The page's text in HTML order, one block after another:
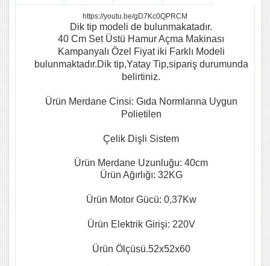
https://youtu.be/gD7Kc0QPRCM
Dik tip modeli de bulunmakatadır.
40 Cm Set Üstü Hamur Açma Makinası
Kampanyalı Özel Fiyat iki Farklı Modeli
bulunmaktadır.Dik tip,Yatay Tip,sipariş durumunda
belirtiniz.
Ürün Merdane Cinsi: Gıda Normlarına Uygun
Polietilen
Çelik Dişli Sistem
Ürün Merdane Uzunluğu: 40cm
Ürün Ağırlığı: 32KG
Ürün Motor Gücü: 0,37Kw
Ürün Elektrik Girişi: 220V
Ürün Ölçüsü.52x52x60